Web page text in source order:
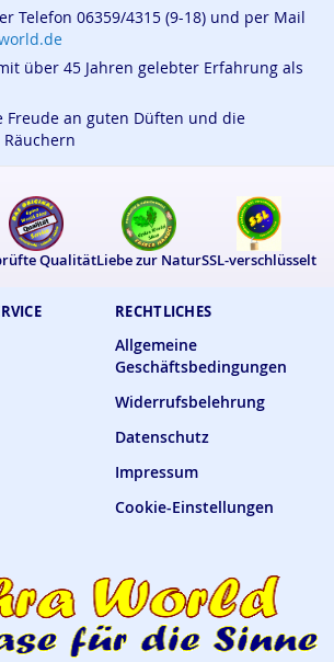
RECHTLICHES
Allgemeine
Geschäftsbedingungen
Widerrufsbelehrung
Datenschutz
Impressum
Cookie-Einstellungen
Telefon 06359/4315 (9-18) und per Mail
über 45 Jahren gelebter Erfahrung als
Freude an guten Düften und die
QualitätLiebe zur NaturSSL-verschlüsselt